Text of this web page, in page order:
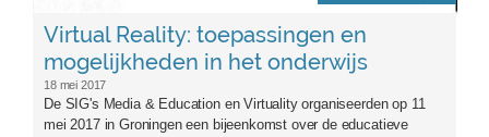
Virtual Reality: toepassingen en
mogelijkheden in het onderwijs
18 mei 2017
De SIG's Media & Education en Virtuality organiseerden op 11
mei 2017 in Groningen een bijeenkomst over de educatieve